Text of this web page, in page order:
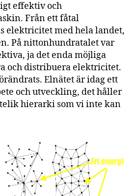
effektiv och
Från ett fåtal
elektricitet med hela landet,
På nittonhundratalet var
ja det enda möjliga
och distribuera elektricitet.
Elnätet är idag ett
och utveckling, det håller
hierarki som vi inte kan